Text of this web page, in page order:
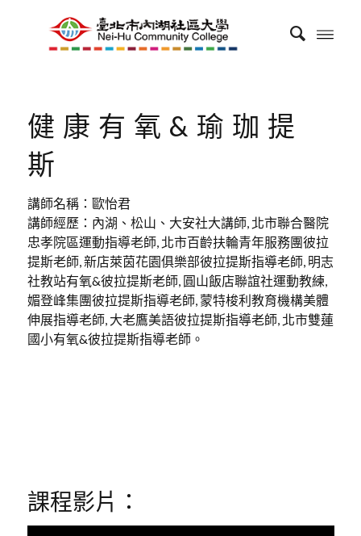
健康有氧&瑜珈提
斯
講師名稱：歐怡君
講師經歷：內湖、松山、大安社大講師, 北市聯合醫院
忠孝院區運動指導老師, 北市百齡扶輪青年服務團彼拉
提斯老師, 新店萊茵花園俱樂部彼拉提斯指導老師, 明志
社教站有氧&彼拉提斯老師, 圓山飯店聯誼社運動教練,
媚登峰集團彼拉提斯指導老師, 蒙特梭利教育機構美體
伸展指導老師, 大老鷹美語彼拉提斯指導老師, 北市雙蓮
國小有氧&彼拉提斯指導老師。
課程影片：